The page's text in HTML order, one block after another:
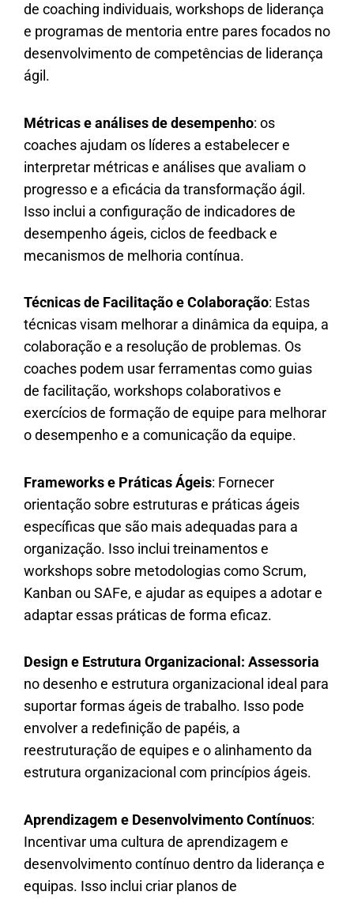
de coaching individuais, workshops de liderança
e programas de mentoria entre pares focados no
desenvolvimento de competências de liderança
ágil.
Métricas e análises de desempenho: os
coaches ajudam os líderes a estabelecer e
interpretar métricas e análises que avaliam o
progresso e a eficácia da transformação ágil.
Isso inclui a configuração de indicadores de
desempenho ágeis, ciclos de feedback e
mecanismos de melhoria contínua.
Técnicas de Facilitação e Colaboração: Estas
técnicas visam melhorar a dinâmica da equipa, a
colaboração e a resolução de problemas. Os
coaches podem usar ferramentas como guias
de facilitação, workshops colaborativos e
exercícios de formação de equipe para melhorar
o desempenho e a comunicação da equipe.
Frameworks e Práticas Ágeis: Fornecer
orientação sobre estruturas e práticas ágeis
específicas que são mais adequadas para a
organização. Isso inclui treinamentos e
workshops sobre metodologias como Scrum,
Kanban ou SAFe, e ajudar as equipes a adotar e
adaptar essas práticas de forma eficaz.
Design e Estrutura Organizacional: Assessoria
no desenho e estrutura organizacional ideal para
suportar formas ágeis de trabalho. Isso pode
envolver a redefinição de papéis, a
reestruturação de equipes e o alinhamento da
estrutura organizacional com princípios ágeis.
Aprendizagem e Desenvolvimento Contínuos:
Incentivar uma cultura de aprendizagem e
desenvolvimento contínuo dentro da liderança e
equipas. Isso inclui criar planos de